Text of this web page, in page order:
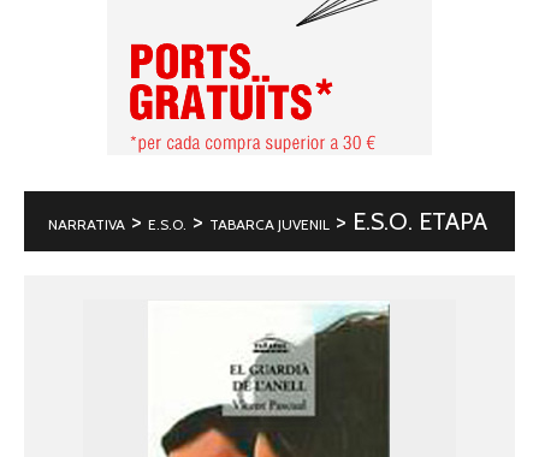
NARRATIVA > E.S.O. > TABARCA JUVENIL > E.S.O. ETAPA